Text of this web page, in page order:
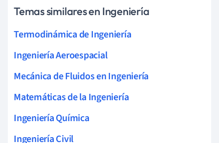
Temas similares en Ingeniería
Termodinámica de Ingeniería
Ingeniería Aeroespacial
Mecánica de Fluidos en Ingeniería
Matemáticas de la Ingeniería
Ingeniería Química
Ingeniería Civil